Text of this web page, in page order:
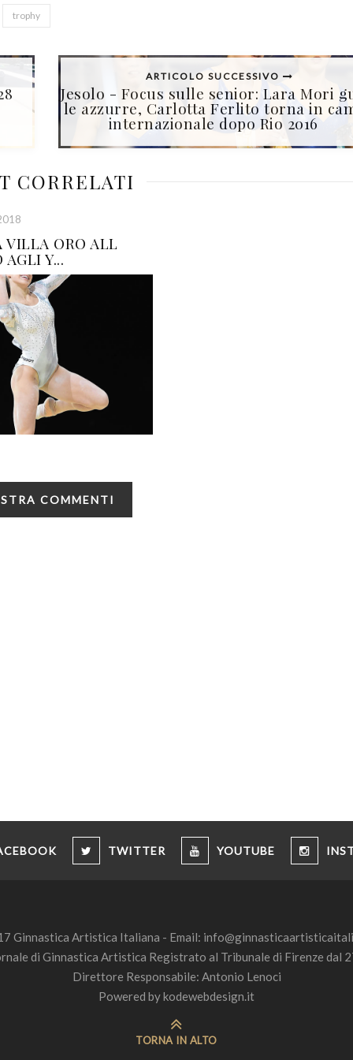
trophy
ARTICOLO SUCCESSIVO
Jesolo - Focus sulle senior: Lara Mori
le azzurre, Carlotta Ferlito torna in
internazionale dopo Rio 2016
CORRELATI
VILLA ORO ALL
AGLI Y...
COMMENTI
TWITTER YOUTUBE
Ginnastica Artistica Italiana - Email:
di Ginnastica Artistica Registrato al Tribunale di Firenze dal
Direttore Responsabile: Antonio Lenoci
Powered bykodewebdesign.it
TORNA IN ALTO